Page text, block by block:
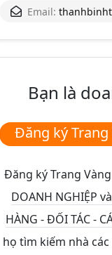
Email:
Bạn là
Đăng ký Trang
Đăng ký Trang
DOANH NGHIỆP
HÀNG - ĐỐI TÁC -
họ tìm kiếm nhà